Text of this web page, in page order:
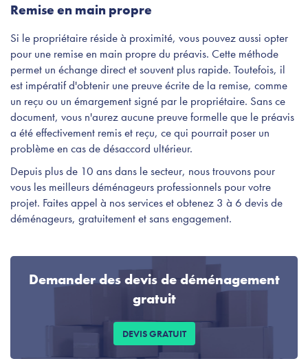
Remise en main propre
Si le propriétaire réside à proximité, vous pouvez aussi opter
pour une remise en main propre du préavis. Cette méthode
permet un échange direct et souvent plus rapide. Toutefois, il
est impératif d'obtenir une preuve écrite de la remise, comme
un reçu ou un émargement signé par le propriétaire. Sans ce
document, vous n'aurez aucune preuve formelle que le préavis
a été effectivement remis et reçu, ce qui pourrait poser un
problème en cas de désaccord ultérieur.
Depuis plus de 10 ans dans le secteur, nous trouvons pour
vous les meilleurs déménageurs professionnels pour votre
projet. Faites appel à nos services et obtenez 3 à 6 devis de
déménageurs, gratuitement et sans engagement.
Demander des devis de déménagement
gratuit
DEVIS GRATUIT